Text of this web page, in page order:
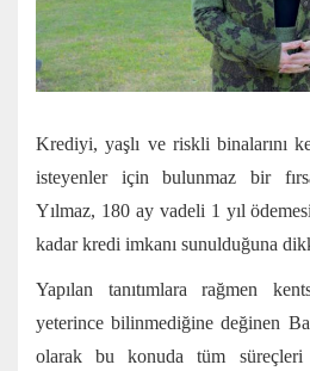
Krediyi, yaşlı ve riskli binalarını
isteyenler için bulunmaz bir
Yılmaz, 180 ay vadeli 1 yıl
kadar kredi imkanı sunulduğuna
Yapılan tanıtımlara rağmen
yeterince bilinmediğine değinen
olarak bu konuda tüm